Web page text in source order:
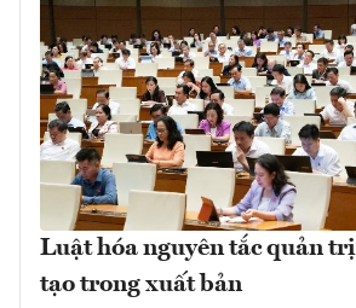
Luật hóa nguyên tắc quản
tạo trong xuất bản